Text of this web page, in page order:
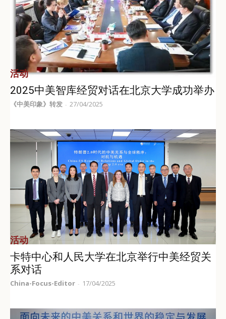
活动
2025中美智库经贸对话在北京大学成功举办
《中美印象》转发 - 27/04/2025
活动
卡特中心和人民大学在北京举行中美经贸关
系对话
China-Focus-Editor - 17/04/2025